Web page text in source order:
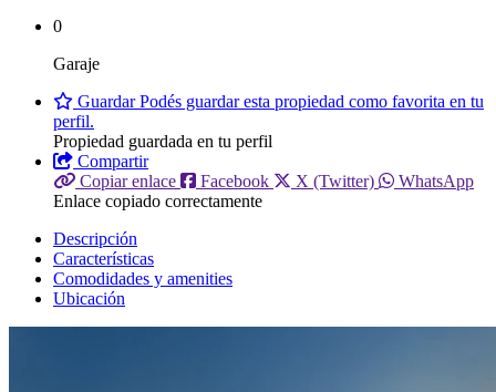
0
Garaje
GuardarPodés guardar esta propiedad como favorita en tu
perfil.
Propiedad guardada en tu perfil
Compartir
Copiar enlace
Facebook X (Twitter)
WhatsApp
Enlace copiado correctamente
Descripción
Características
Comodidades y amenities
Ubicación